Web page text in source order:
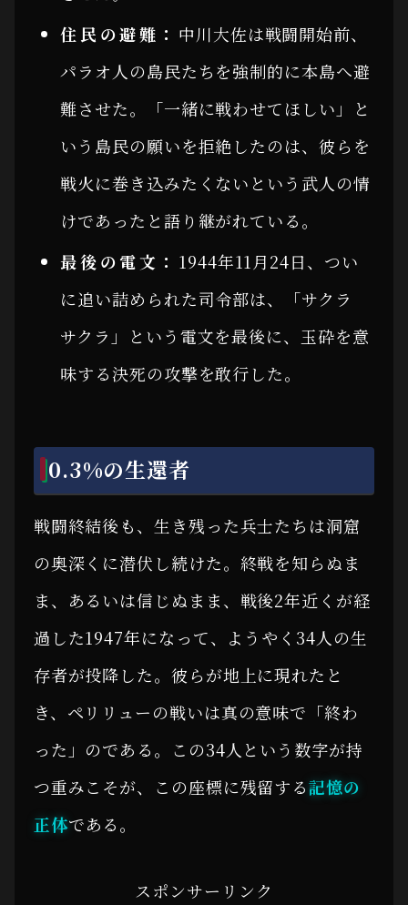
住民の避難： 中川大佐は戦闘開始前、
パラオ人の島民たちを強制的に本島へ避
難させた。「一緒に戦わせてほしい」と
いう島民の願いを拒絶したのは、彼らを
戦火に巻き込みたくないという武人の情
けであったと語り継がれている。
最後の電文： 1944年11月24日、つい
に追い詰められた司令部は、「サクラ
サクラ」という電文を最後に、玉砕を意
味する決死の攻撃を敢行した。
0.3%の生還者
戦闘終結後も、生き残った兵士たちは洞窟
の奥深くに潜伏し続けた。終戦を知らぬま
ま、あるいは信じぬまま、戦後2年近くが経
過した1947年になって、ようやく34人の生
存者が投降した。彼らが地上に現れたと
き、ペリリューの戦いは真の意味で「終わ
った」のである。この34人という数字が持
つ重みこそが、この座標に残留する記憶の
正体である。
スポンサーリンク